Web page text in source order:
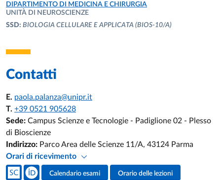
UNITÀ ORGANIZZATIVA AFFERENTE:
DIPARTIMENTO DI MEDICINA E CHIRURGIA
UNITÀ DI NEUROSCIENZE
SSD: BIOLOGIA CELLULARE E APPLICATA (BIOS-10/A)
Contatti
E. paola.palanza@unipr.it
T. +39 0521 905628
Sede: Campus Scienze e Tecnologie - Padiglione 02 - Plesso
di Bioscienze
Indirizzo: Parco Area delle Scienze 11/A, 43124 Parma
Orari di ricevimento
Social del docente
Calendario esami Orario delle lezioni